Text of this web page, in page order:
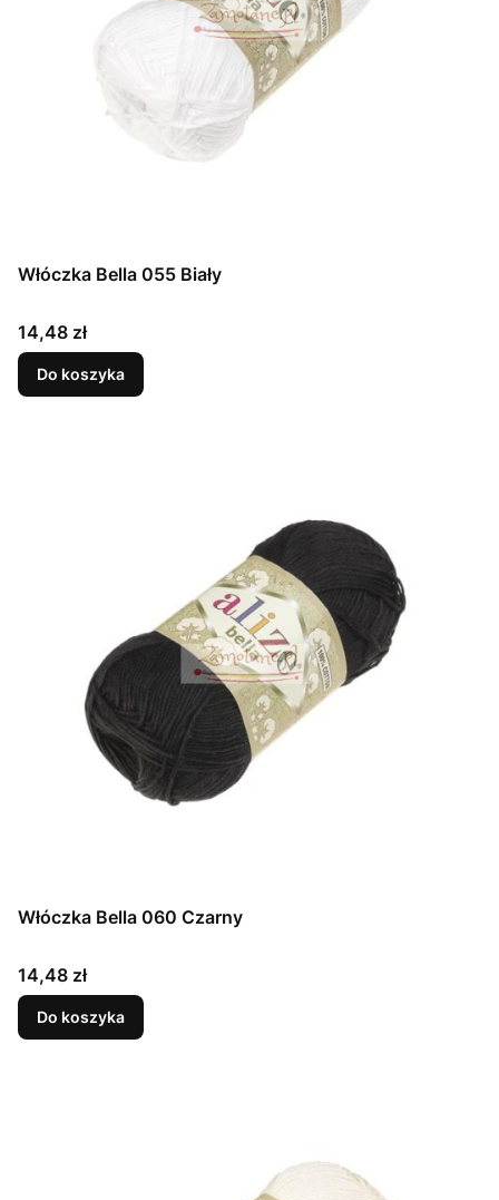
Włóczka Bella 055 Biały
Cena
14,48 zł
Do koszyka
Włóczka Bella 060 Czarny
Cena
14,48 zł
Do koszyka